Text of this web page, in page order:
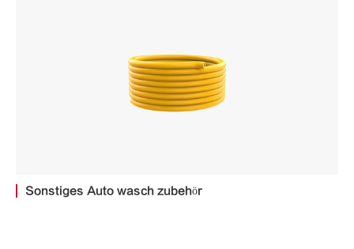
Sonstiges Auto wasch zubehör